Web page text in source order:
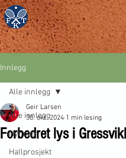
Innlegg
Alle innlegg
Nyheter
Hallprosjekt
Alle innlegg
Forbedret lys i
Geir Larsen
30. okt. 2024 1 min lesing